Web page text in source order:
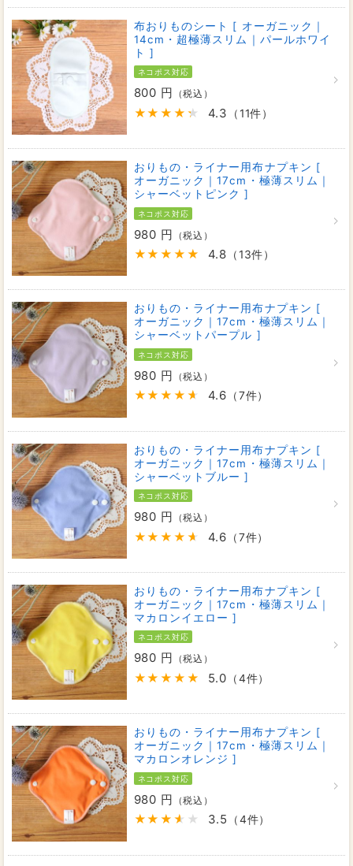
布おりものシート [ オーガニック｜
14cm・超極薄スリム｜パールホワイ
ト ]
ネコポス対応
800 円 （税込）
4.3 （11件）
おりもの・ライナー用布ナプキン [
オーガニック｜17cm・極薄スリム｜
シャーベットピンク ]
ネコポス対応
980 円 （税込）
4.8 （13件）
おりもの・ライナー用布ナプキン [
オーガニック｜17cm・極薄スリム｜
シャーベットパープル ]
ネコポス対応
980 円 （税込）
4.6 （7件）
おりもの・ライナー用布ナプキン [
オーガニック｜17cm・極薄スリム｜
シャーベットブルー ]
ネコポス対応
980 円 （税込）
4.6 （7件）
おりもの・ライナー用布ナプキン [
オーガニック｜17cm・極薄スリム｜
マカロンイエロー ]
ネコポス対応
980 円 （税込）
5.0 （4件）
おりもの・ライナー用布ナプキン [
オーガニック｜17cm・極薄スリム｜
マカロンオレンジ ]
ネコポス対応
980 円 （税込）
3.5 （4件）